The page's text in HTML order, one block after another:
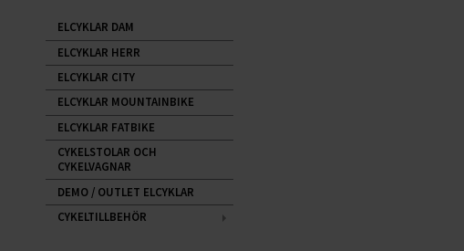
ELCYKLAR DAM
ELCYKLAR HERR
ELCYKLAR CITY
ELCYKLAR MOUNTAINBIKE
ELCYKLAR FATBIKE
CYKELSTOLAR OCH
CYKELVAGNAR
DEMO / OUTLET ELCYKLAR
CYKELTILLBEHÖR